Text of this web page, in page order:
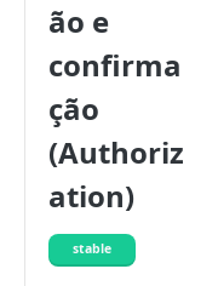
ão e
confirma
ção
(Authoriz
ation)
stable